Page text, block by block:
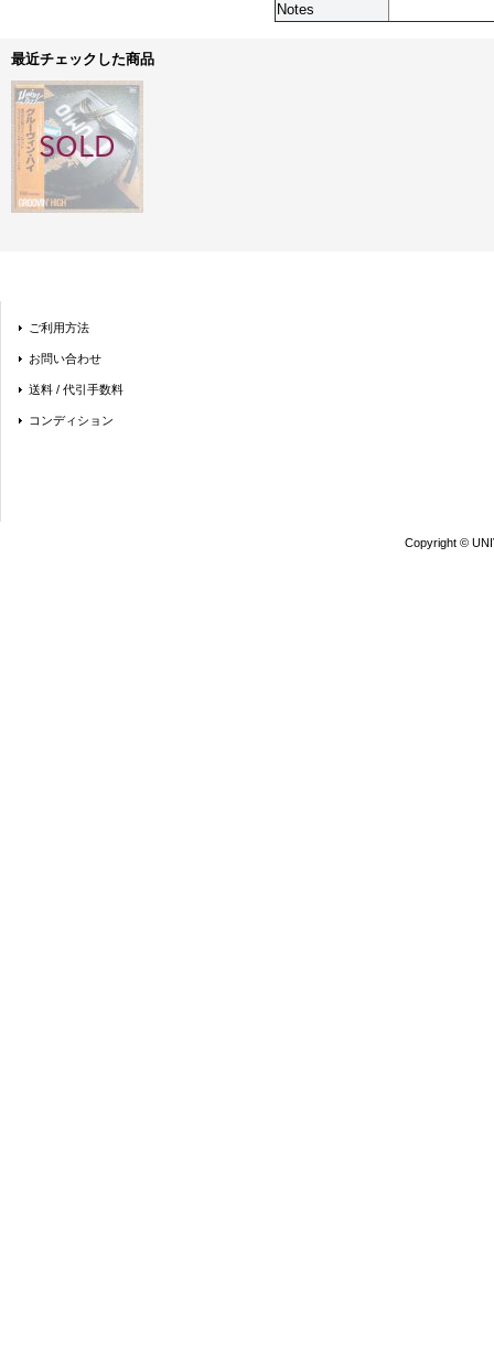
Notes
最近チェックした商品
ご利用方法
お問い合わせ
送料 / 代引手数料
コンディション
Copyright ©